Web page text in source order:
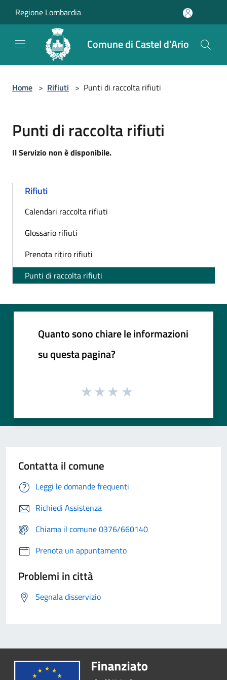
Regione Lombardia
Comune di Castel d'Ario
Home > Rifiuti > Punti di raccolta rifiuti
Punti di raccolta rifiuti
Il Servizio non è disponibile.
Rifiuti
Calendari raccolta rifiuti
Glossario rifiuti
Prenota ritiro rifiuti
Punti di raccolta rifiuti
Quanto sono chiare le informazioni
su questa pagina?
Contatta il comune
Leggi le domande frequenti
Richiedi Assistenza
Chiama il comune 0376/660140
Prenota un appuntamento
Problemi in città
Segnala disservizio